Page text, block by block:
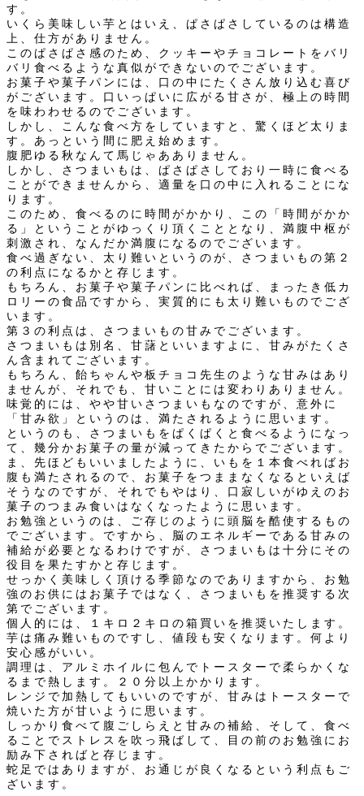
す。
いくら美味しい芋とはいえ、ぱさぱさしているのは構造
上、仕方がありません。
このぱさぱさ感のため、クッキーやチョコレートをバリ
バリ食べるような真似ができないのでございます。
お菓子や菓子パンには、口の中にたくさん放り込む喜び
がございます。口いっぱいに広がる甘さが、極上の時間
を味わわせるのでございます。
しかし、こんな食べ方をしていますと、驚くほど太りま
す。あっという間に肥え始めます。
腹肥ゆる秋なんて馬じゃあありません。
しかし、さつまいもは、ぱさぱさしており一時に食べる
ことができませんから、適量を口の中に入れることにな
ります。
このため、食べるのに時間がかかり、この「時間がかか
る」ということがゆっくり頂くこととなり、満腹中枢が
刺激され、なんだか満腹になるのでございます。
食べ過ぎない、太り難いというのが、さつまいもの第２
の利点になるかと存じます。
もちろん、お菓子や菓子パンに比べれば、まったき低カ
ロリーの食品ですから、実質的にも太り難いものでござ
います。
第３の利点は、さつまいもの甘みでございます。
さつまいもは別名、甘藷といいますよに、甘みがたくさ
ん含まれてございます。
もちろん、飴ちゃんや板チョコ先生のような甘みはあり
ませんが、それでも、甘いことには変わりありません。
味覚的には、やや甘いさつまいもなのですが、意外に
「甘み欲」というのは、満たされるように思います。
というのも、さつまいもをぱくぱくと食べるようになっ
て、幾分かお菓子の量が減ってきたからでございます。
ま、先ほどもいいましたように、いもを１本食べればお
腹も満たされるので、お菓子をつままなくなるといえば
そうなのですが、それでもやはり、口寂しいがゆえのお
菓子のつまみ食いはなくなったように思います。
お勉強というのは、ご存じのように頭脳を酷使するもの
でございます。ですから、脳のエネルギーである甘みの
補給が必要となるわけですが、さつまいもは十分にその
役目を果たすかと存じます。
せっかく美味しく頂ける季節なのでありますから、お勉
強のお供にはお菓子ではなく、さつまいもを推奨する次
第でございます。
個人的には、１キロ２キロの箱買いを推奨いたします。
芋は痛み難いものですし、値段も安くなります。何より
安心感がいい。
調理は、アルミホイルに包んでトースターで柔らかくな
るまで熱します。２０分以上かかります。
レンジで加熱してもいいのですが、甘みはトースターで
焼いた方が甘いように思います。
しっかり食べて腹ごしらえと甘みの補給、そして、食べ
ることでストレスを吹っ飛ばして、目の前のお勉強にお
励み下さればと存じます。
蛇足ではありますが、お通じが良くなるという利点もご
ざいます。